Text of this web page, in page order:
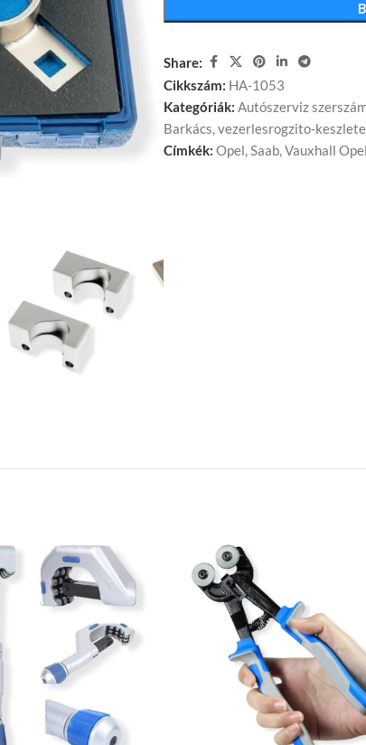
Share:
Cikkszám: HA-1053
Kategóriák: Autószerviz
Barkács,vezerlesrogzito-
Címkék: Opel,Saab,Vauxhall Opel